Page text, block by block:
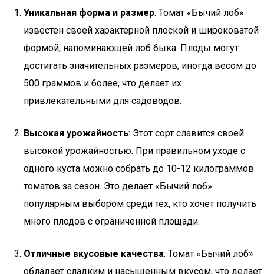
Уникальная форма и размер: Томат «Бычий лоб»
известен своей характерной плоской и широковатой
формой, напоминающей лоб быка. Плоды могут
достигать значительных размеров, иногда весом до
500 граммов и более, что делает их
привлекательными для садоводов.
Высокая урожайность: Этот сорт славится своей
высокой урожайностью. При правильном уходе с
одного куста можно собрать до 10-12 килограммов
томатов за сезон. Это делает «Бычий лоб»
популярным выбором среди тех, кто хочет получить
много плодов с ограниченной площади.
Отличные вкусовые качества: Томат «Бычий лоб»
обладает сладким и насыщенным вкусом, что делает